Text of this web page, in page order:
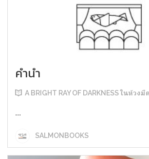
คำนำ
A BRIGHT RAY OF DARKNESS ในห้ว
...
SALMONBOOKS